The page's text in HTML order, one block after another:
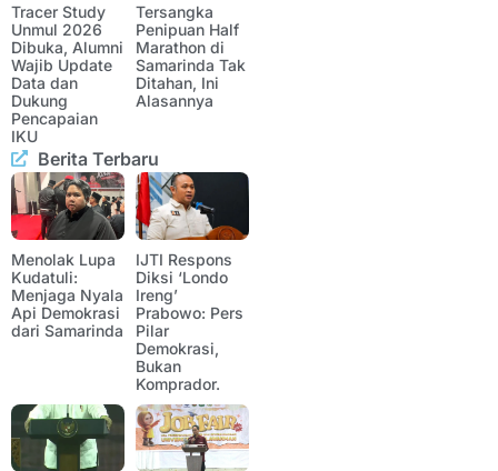
Tracer Study
Unmul 2026
Dibuka, Alumni
Wajib Update
Data dan
Dukung
Pencapaian
IKU
Tersangka
Penipuan Half
Marathon di
Samarinda Tak
Ditahan, Ini
Alasannya
Berita Terbaru
Menolak Lupa
Kudatuli:
Menjaga Nyala
Api Demokrasi
dari Samarinda
IJTI Respons
Diksi ‘Londo
Ireng’
Prabowo: Pers
Pilar
Demokrasi,
Bukan
Komprador.